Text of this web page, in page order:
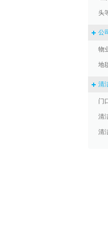
头
公
物
地
清
门
清
清